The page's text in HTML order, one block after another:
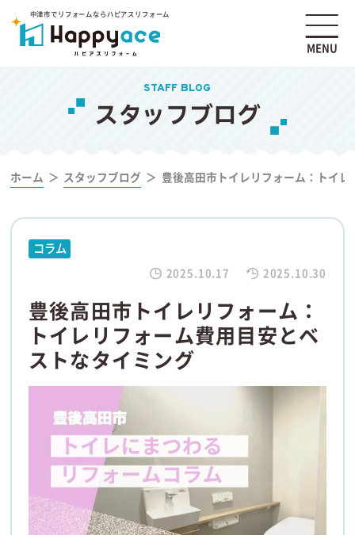
中津市でリフォームならハピアスリフォーム
MENU
STAFF BLOG
スタッフブログ
ホーム スタッフブログ 豊後高田市トイレリフォーム：トイ
コラム
2025.10.17 2025.10.30
豊後高田市トイレリフォーム：
トイレリフォーム費用目安とベ
ストなタイミング